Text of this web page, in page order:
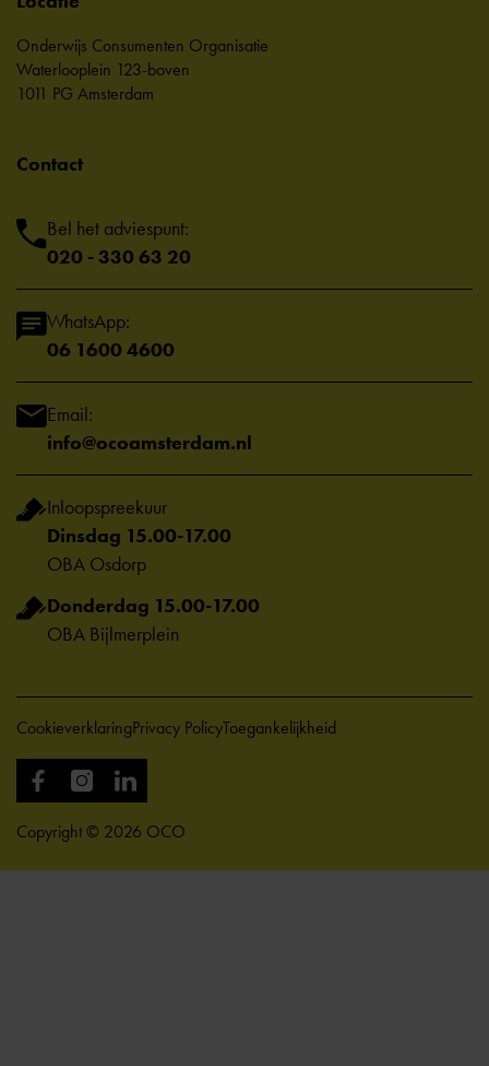
Onderwijs Consumenten Organisatie
Waterlooplein 123-boven
1011 PG Amsterdam
Contact
Bel het adviespunt:
020 - 330 63 20
WhatsApp:
06 1600 4600
Email:
info@ocoamsterdam.nl
Inloopspreekuur
Dinsdag 15.00-17.00
OBA Osdorp
Donderdag 15.00-17.00
OBA Bijlmerplein
Copyright © 2026 OCO
CookieverklaringPrivacy PolicyToegankelijkheid